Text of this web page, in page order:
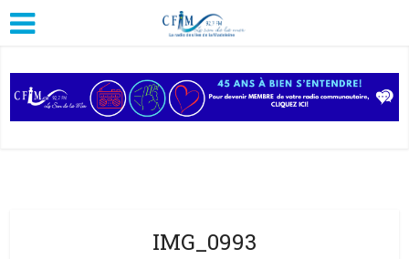
IMG_0993